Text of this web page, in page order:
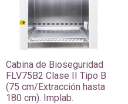
Cabina de Bioseguridad
FLV75B2 Clase II Tipo B
(75 cm/Extracción hasta
180 cm). Implab.